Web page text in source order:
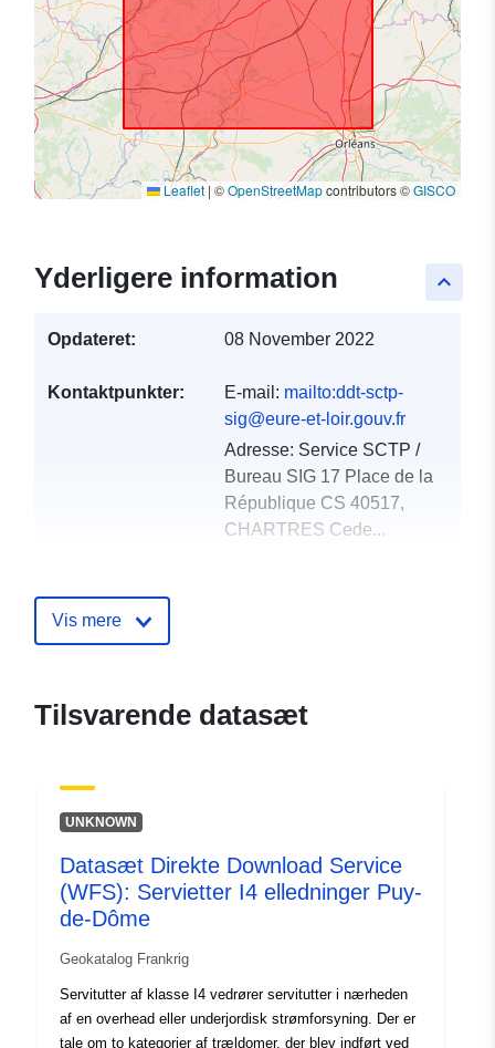
Leaflet | ©OpenStreetMapcontributors ©GISCO
keyboard_arrow_up
Yderligere information
Opdateret: 08 November 2022
Kontaktpunkter: E-mail: mailto:ddt-sctp-
sig@eure-et-loir.gouv.fr
Adresse: Service SCTP /
Bureau SIG 17 Place de la
République CS 40517,
CHARTRES Cede...
kataloger:
Fysiske: Koordinater:
[ 0.75728339, 47.95374298
] ]
ressource:
Vis mere
Tilsvarende datasæt
UNKNOWN
Datasæt Direkte Download Service
(WFS): Servietter I4 elledninger Puy-
de-Dôme
Geokatalog Frankrig
Servitutter af klasse I4 vedrører servitutter i nærheden
af en overhead eller underjordisk strømforsyning. Der er
tale om to kategorier af trældomer, der blev indført ved